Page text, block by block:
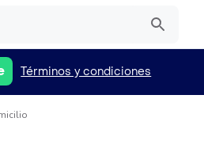
Términos y condiciones